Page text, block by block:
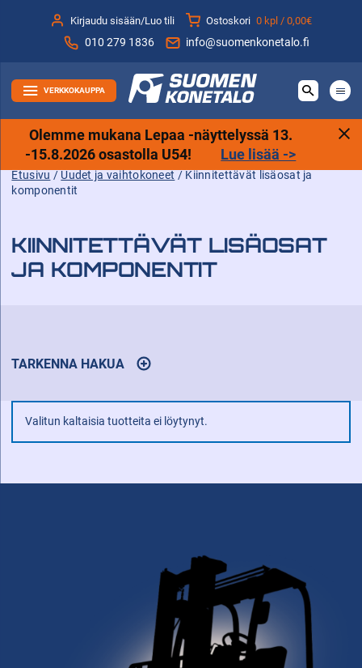
sisältöön
Kirjaudu sisään/Luo tili Ostoskori 0 kpl /0,00€
010 279 1836 info@suomenkonetalo.fi
VERKKOKAUPPA
Olemme mukana Lepaa -näyttelyssä 13.
-15.8.2026 osastolla U54! Lue lisää ->
Etusivu / Uudet ja vaihtokoneet / Kiinnitettävät lisäosat ja
komponentit
KIINNITETTÄVÄT LISÄOSAT
JA KOMPONENTIT
TARKENNA HAKUA
AVAA
SUODATUSTOIMINNOT
Valitun kaltaisia tuotteita ei löytynyt.